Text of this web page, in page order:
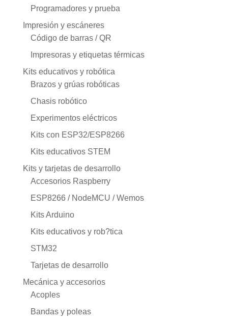
Programadores y prueba
Impresión y escáneres
Código de barras / QR
Impresoras y etiquetas térmicas
Kits educativos y robótica
Brazos y grúas robóticas
Chasis robótico
Experimentos eléctricos
Kits con ESP32/ESP8266
Kits educativos STEM
Kits y tarjetas de desarrollo
Accesorios Raspberry
ESP8266 / NodeMCU / Wemos
Kits Arduino
Kits educativos y rob?tica
STM32
Tarjetas de desarrollo
Mecánica y accesorios
Acoples
Bandas y poleas